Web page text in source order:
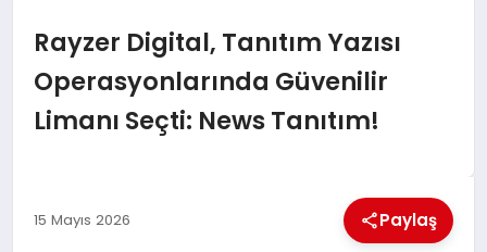
EĞITIM
SOSYAL MEDYA
Rayzer Digital, Tanıtım Yazısı
Operasyonlarında Güvenilir
Limanı Seçti: News Tanıtım!
15 Mayıs 2026 Paylaş